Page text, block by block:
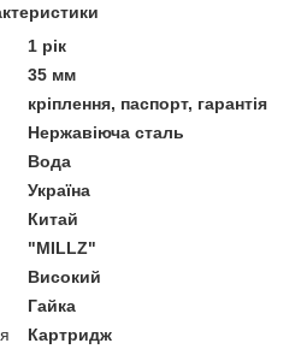
1 рік
35 мм
кріплення, паспорт, гарантія
Нержавіюча сталь
Вода
Україна
Китай
"MILLZ"
Високий
Гайка
Картридж